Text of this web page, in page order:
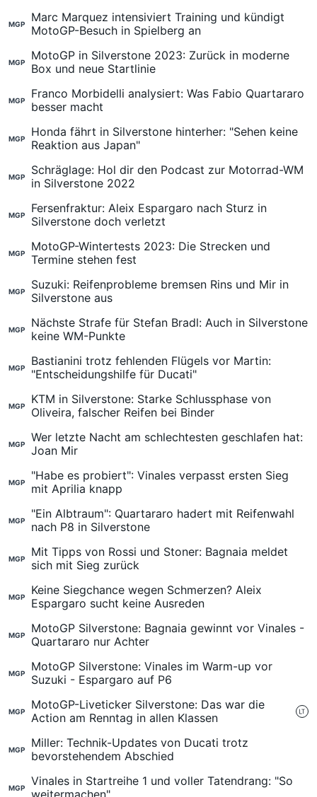
MGP
Marc Marquez intensiviert Training und kündigt
MotoGP-Besuch in Spielberg an
MGP
MotoGP in Silverstone 2023: Zurück in moderne
Box und neue Startlinie
MGP
Franco Morbidelli analysiert: Was Fabio Quartararo
besser macht
MGP
Honda fährt in Silverstone hinterher: "Sehen keine
Reaktion aus Japan"
MGP
Schräglage: Hol dir den Podcast zur Motorrad-WM
in Silverstone 2022
MGP
Fersenfraktur: Aleix Espargaro nach Sturz in
Silverstone doch verletzt
MGP
MotoGP-Wintertests 2023: Die Strecken und
Termine stehen fest
MGP
Suzuki: Reifenprobleme bremsen Rins und Mir in
Silverstone aus
MGP
Nächste Strafe für Stefan Bradl: Auch in Silverstone
keine WM-Punkte
MGP
Bastianini trotz fehlenden Flügels vor Martin:
"Entscheidungshilfe für Ducati"
MGP
KTM in Silverstone: Starke Schlussphase von
Oliveira, falscher Reifen bei Binder
MGP
Wer letzte Nacht am schlechtesten geschlafen hat:
Joan Mir
MGP
"Habe es probiert": Vinales verpasst ersten Sieg
mit Aprilia knapp
MGP
"Ein Albtraum": Quartararo hadert mit Reifenwahl
nach P8 in Silverstone
MGP
Mit Tipps von Rossi und Stoner: Bagnaia meldet
sich mit Sieg zurück
MGP
Keine Siegchance wegen Schmerzen? Aleix
Espargaro sucht keine Ausreden
MGP
MotoGP Silverstone: Bagnaia gewinnt vor Vinales -
Quartararo nur Achter
MGP
MotoGP Silverstone: Vinales im Warm-up vor
Suzuki - Espargaro auf P6
MGP
MotoGP-Liveticker Silverstone: Das war die
Action am Renntag in allen Klassen
MGP
Miller: Technik-Updates von Ducati trotz
bevorstehendem Abschied
MGP
Vinales in Startreihe 1 und voller Tatendrang: "So
weitermachen"